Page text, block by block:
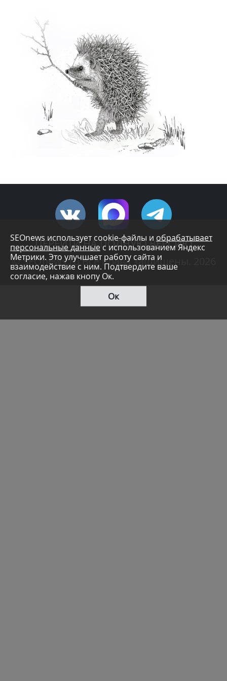
SEOnews использует cookie-файлы и обрабатывает
персональные данные с использованием Яндекс
Метрики. Это улучшает работу сайта и
взаимодействие с ним. Подтвердите ваше
согласие, нажав кнопу Ок.
Ок
ПЕРЕЙТИ НА ПОЛНУЮ ВЕРСИЮ
© SEOnews.ru Все права защищены. 2026